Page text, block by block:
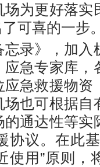
为更好落实
可喜的一步
录》，加入
急专家库，
急救援物资
也可根据自
通达性等实
协议。在此
使用”原则，